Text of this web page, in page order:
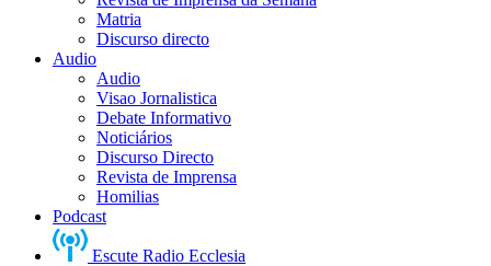
Matria
Discurso directo
Audio
Audio
Visao Jornalistica
Debate Informativo
Noticiários
Discurso Directo
Revista de Imprensa
Homilias
Podcast
Escute Radio Ecclesia